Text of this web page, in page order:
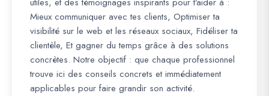
Mieux communiquer avec tes clients, Optimiser ta
visibilité sur le web et les réseaux sociaux, Fidéliser ta
clientèle, Et gagner du temps grâce à des solutions
concrètes. Notre objectif : que chaque professionnel
trouve ici des conseils concrets et immédiatement
applicables pour faire grandir son activité.